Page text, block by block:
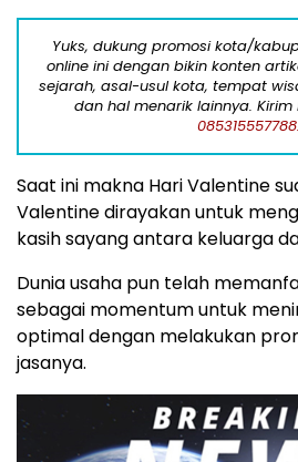
Yuks, dukung promosi kota/
online ini dengan bikin konten
sejarah, asal-usul kota, tempat
dan hal menarik lainnya. Kirim
085315557788.
Saat ini makna Hari Valentine
Valentine dirayakan untuk
kasih sayang antara keluarga
Dunia usaha pun telah
sebagai momentum untuk
optimal dengan melakukan
jasanya.